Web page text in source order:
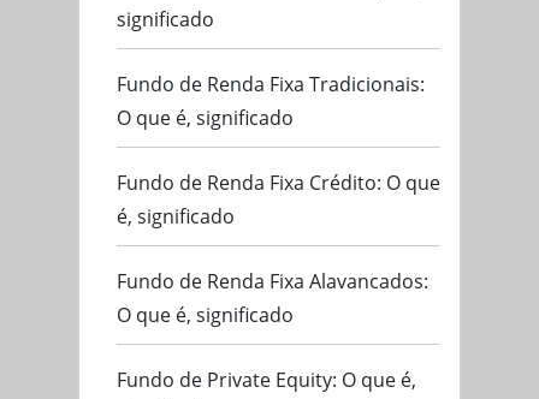
significado
Fundo de Renda Fixa Tradicionais:
O que é, significado
Fundo de Renda Fixa Crédito: O que
é, significado
Fundo de Renda Fixa Alavancados:
O que é, significado
Fundo de Private Equity: O que é,